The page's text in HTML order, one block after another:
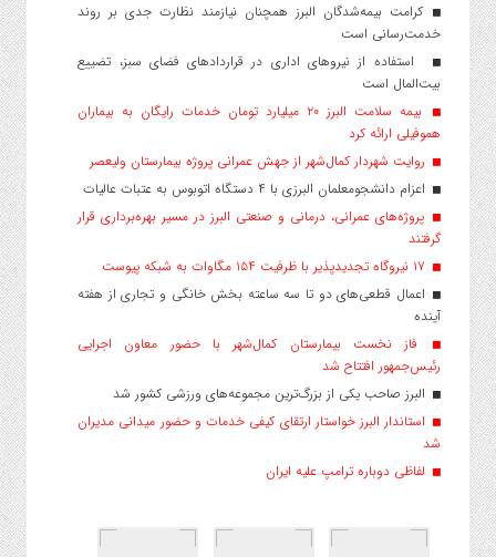
کرامت بیمه‌شدگان البرز همچنان نیازمند نظارت جدی بر روند
خدمت‌رسانی است
استفاده از نیروهای اداری در قراردادهای فضای سبز، تضییع
بیت‌المال است
بیمه سلامت البرز ۲۰ میلیارد تومان خدمات رایگان به بیماران
هموفیلی ارائه کرد
روایت شهردار کمال‌شهر از جهش عمرانی پروژه بیمارستان ولیعصر
اعزام دانشجو‌معلمان البرزی با ۴ دستگاه اتوبوس به عتبات عالیات
پروژه‌های عمرانی، درمانی و صنعتی البرز در مسیر بهره‌برداری قرار
گرفتند
اعمال قطعی‌های دو تا سه ساعته بخش خانگی و تجاری از هفته
آینده
فاز نخست بیمارستان کمال‌شهر با حضور معاون اجرایی
رئیس‌جمهور افتتاح شد
البرز صاحب یکی از بزرگ‌ترین مجموعه‌های ورزشی کشور شد
استاندار البرز خواستار ارتقای کیفی خدمات و حضور میدانی مدیران
شد
لفاظی دوباره ترامپ علیه ایران